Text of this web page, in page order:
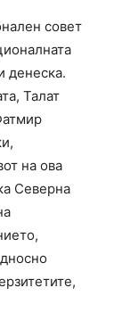
совет
денеска.
Талат
на ова
Северна